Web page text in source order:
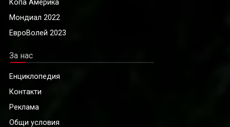
Копа Америка
Мондиал 2022
ЕвроВолей 2023
За нас
Енциклопедия
Контакти
Реклама
Общи условия